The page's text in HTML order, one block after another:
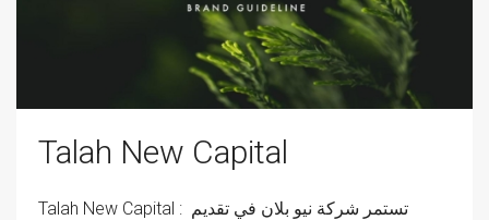
Talah New Capital
Talah New Capital : تستمر شركة نيو بلان في تقديم